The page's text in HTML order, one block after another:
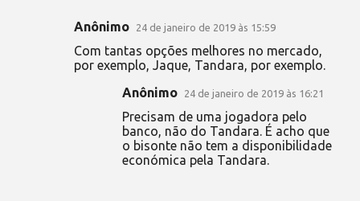
Anônimo 24 de janeiro de 2019 às 15:59
Com tantas opções melhores no mercado,
por exemplo, Jaque, Tandara, por exemplo.
Anônimo 24 de janeiro de 2019 às 16:21
Precisam de uma jogadora pelo
banco, não do Tandara. É acho que
o bisonte não tem a disponibilidade
económica pela Tandara.